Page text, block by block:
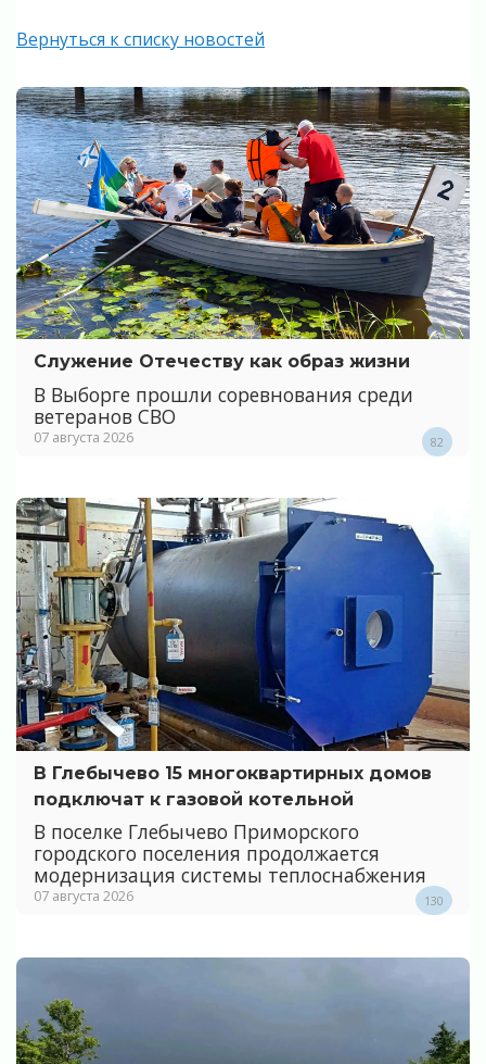
Вернуться к списку новостей
Служение Отечеству как образ жизни
В Выборге прошли соревнования среди
ветеранов СВО
07 августа 2026 82
В Глебычево 15 многоквартирных домов
подключат к газовой котельной
В поселке Глебычево Приморского
городского поселения продолжается
модернизация системы теплоснабжения
07 августа 2026 130